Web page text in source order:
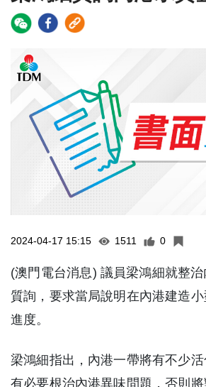
2024-04-17 15:15 1511 0
(澳門電台消息) 議員梁鴻細就整
質詢，要求當局說明在內港建造
進度。
梁鴻細指出，內港一帶將有不少
有必要根治內港異味問題，否則